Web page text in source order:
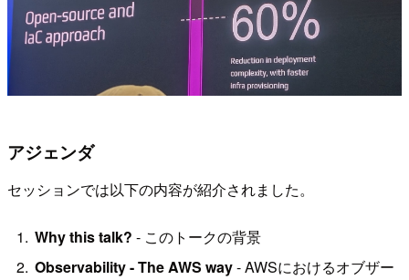
アジェンダ
セッションでは以下の内容が紹介されました。
Why this talk? - このトークの背景
Observability - The AWS way- AWSにおけるオブザー